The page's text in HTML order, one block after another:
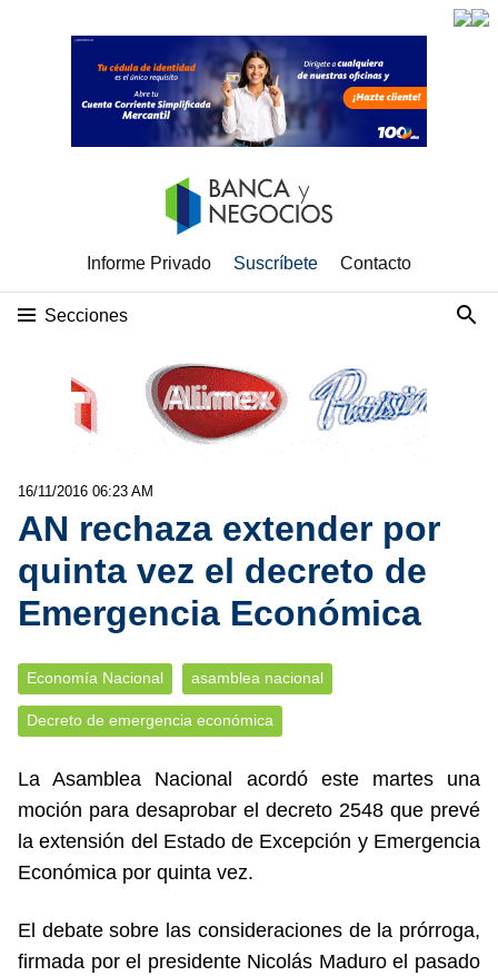
Informe Privado Suscríbete Contacto
Secciones
16/11/2016 06:23 AM
AN rechaza extender por
quinta vez el decreto de
Emergencia Económica
Economía Nacional asamblea nacional
Decreto de emergencia económica
La Asamblea Nacional acordó este martes una
moción para desaprobar el decreto 2548 que prevé
la extensión del Estado de Excepción y Emergencia
Económica por quinta vez.
El debate sobre las consideraciones de la prórroga,
firmada por el presidente Nicolás Maduro el pasado